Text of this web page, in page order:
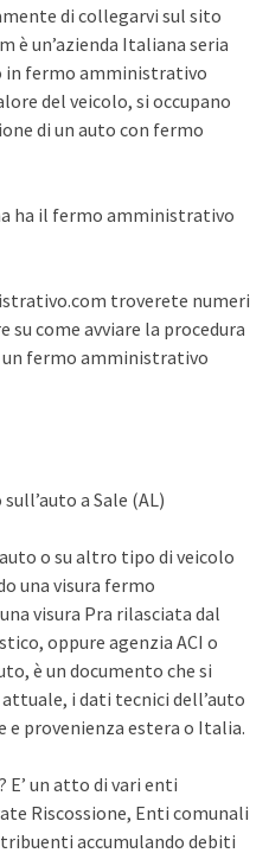
di collegarvi sul sito
è un’azienda Italiana seria
in fermo amministrativo
del veicolo, si occupano
di un auto con fermo
ha il fermo amministrativo
troverete numeri
come avviare la procedura
fermo amministrativo
a Sale (AL)
o su altro tipo di veicolo
una visura fermo
visura Pra rilasciata dal
oppure agenzia ACI o
è un documento che si
i dati tecnici dell’auto
provenienza estera o Italia.
un atto di vari enti
Riscossione, Enti comunali
accumulando debiti